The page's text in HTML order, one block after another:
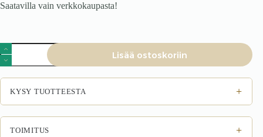
Saatavilla vain verkkokaupasta!
Toimistotuoli
Virell
musta
määrä
Lisää ostoskoriin
KYSY TUOTTEESTA +
TOIMITUS +